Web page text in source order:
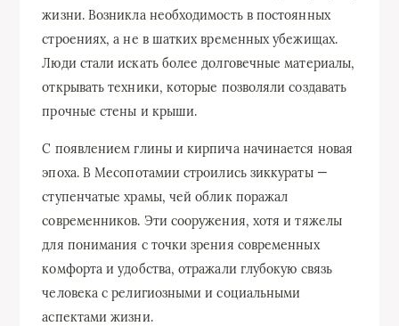
жизни. Возникла необходимость в постоянных
строениях, а не в шатких временных убежищах.
Люди стали искать более долговечные материалы,
открывать техники, которые позволяли создавать
прочные стены и крыши.
С появлением глины и кирпича начинается новая
эпоха. В Месопотамии строились зиккураты —
ступенчатые храмы, чей облик поражал
современников. Эти сооружения, хотя и тяжелы
для понимания с точки зрения современных
комфорта и удобства, отражали глубокую связь
человека с религиозными и социальными
аспектами жизни.